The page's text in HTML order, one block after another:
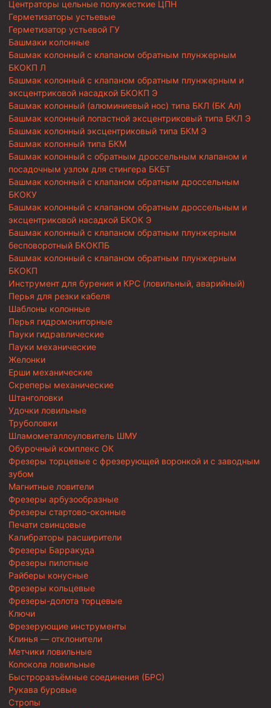
Центраторы цельные полужесткие ЦПН
Герметизаторы устьевые
Герметизатор устьевой ГУ
Башмаки колонные
Башмак колонный с клапаном обратным плунжерным
БКОКП Л
Башмак колонный с клапаном обратным плунжерным и
эксцентриковой насадкой БКОКП Э
Башмак колонный (алюминиевый нос) типа БКЛ (БК Ал)
Башмак колонный лопастной эксцентриковый типа БКЛ Э
Башмак колонный эксцентриковый типа БКМ Э
Башмак колонный типа БКМ
Башмак колонный с обратным дроссельным клапаном и
посадочным узлом для стингера БКБТ
Башмак колонный с клапаном обратным дроссельным
БКОКУ
Башмак колонный с клапаном обратным дроссельным и
эксцентриковой насадкой БКОК Э
Башмак колонный с клапаном обратным плунжерным
бесповоротный БКОКПБ
Башмак колонный с клапаном обратным плунжерным
БКОКП
Инструмент для бурения и КРС (ловильный, аварийный)
Перья для резки кабеля
Шаблоны колонные
Перья гидромониторные
Пауки гидравлические
Пауки механические
Желонки
Ерши механические
Скреперы механические
Штанголовки
Удочки ловильные
Труболовки
Шламометаллоуловитель ШМУ
Обурочный комплекс ОК
Фрезеры торцевые с фрезерующей воронкой и с заводным
зубом
Магнитные ловители
Фрезеры арбузообразные
Фрезеры стартово-оконные
Печати свинцовые
Калибраторы расширители
Фрезеры Барракуда
Фрезеры пилотные
Райберы конусные
Фрезеры кольцевые
Фрезеры-долота торцевые
Ключи
Фрезерующие инструменты
Клинья — отклонители
Метчики ловильные
Колокола ловильные
Быстроразъёмные соединения (БРС)
Рукава буровые
Стропы